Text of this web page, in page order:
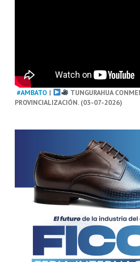
#AMBATO |
TUNGURAHUA
PROVINCIALIZACIÓN. (03-07-2026)